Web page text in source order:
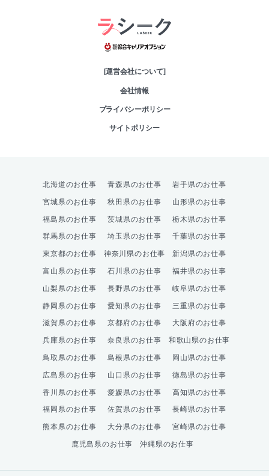
[運営会社について]
会社情報
プライバシーポリシー
サイトポリシー
北海道のお仕事 青森県のお仕事 岩手県のお仕事
宮城県のお仕事 秋田県のお仕事 山形県のお仕事
福島県のお仕事 茨城県のお仕事 栃木県のお仕事
群馬県のお仕事 埼玉県のお仕事 千葉県のお仕事
東京都のお仕事 神奈川県のお仕事 新潟県のお仕事
富山県のお仕事 石川県のお仕事 福井県のお仕事
山梨県のお仕事 長野県のお仕事 岐阜県のお仕事
静岡県のお仕事 愛知県のお仕事 三重県のお仕事
滋賀県のお仕事 京都府のお仕事 大阪府のお仕事
兵庫県のお仕事 奈良県のお仕事 和歌山県のお仕事
鳥取県のお仕事 島根県のお仕事 岡山県のお仕事
広島県のお仕事 山口県のお仕事 徳島県のお仕事
香川県のお仕事 愛媛県のお仕事 高知県のお仕事
福岡県のお仕事 佐賀県のお仕事 長崎県のお仕事
熊本県のお仕事 大分県のお仕事 宮崎県のお仕事
鹿児島県のお仕事 沖縄県のお仕事